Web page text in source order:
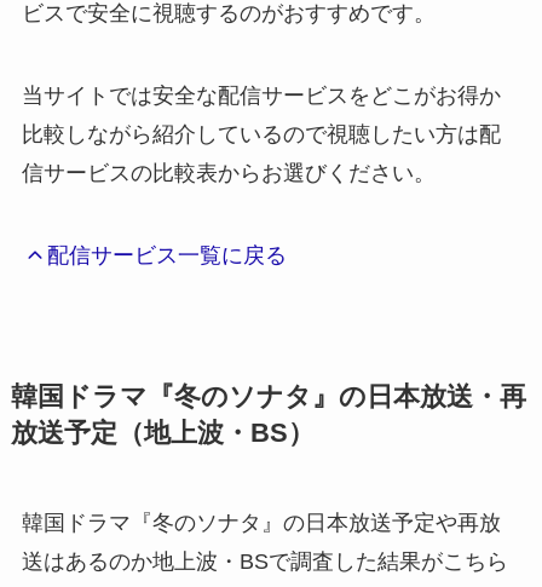
ビスで安全に視聴するのがおすすめです。
当サイトでは安全な配信サービスをどこがお得か
比較しながら紹介しているので視聴したい方は配
信サービスの比較表からお選びください。
配信サービス一覧に戻る
韓国ドラマ『冬のソナタ』の日本放送・再
放送予定（地上波・BS）
韓国ドラマ『冬のソナタ』の日本放送予定や再放
送はあるのか地上波・BSで調査した結果がこちら